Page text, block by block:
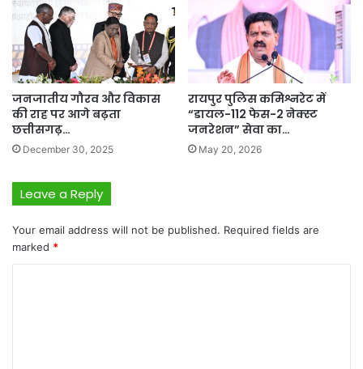
जनजातीय गौरव और विकास
की राह पर आगे बढ़ता
छत्तीसगढ़…
December 30, 2025
रायपुर पुलिस कमिश्नरेट में
“डायल-112 फेस-2 नेक्स्ट
जनरेशन” सेवा का…
May 20, 2026
Leave a Reply
Your email address will not be published. Required fields are
marked *